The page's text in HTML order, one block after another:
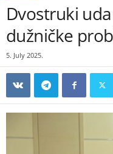
Dvostruki
dužničke
5. July 2025.